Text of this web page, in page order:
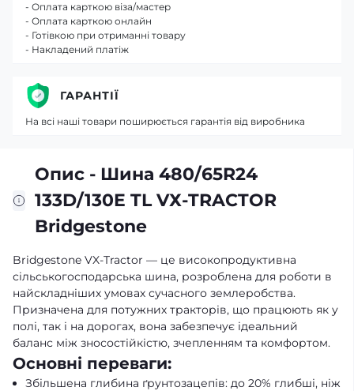
Опис - Шина 480/65R24
133D/130E TL VХ-TRACTOR
Bridgestone
Bridgestone VX-Tractor — це високопродуктивна
сільськогосподарська шина, розроблена для роботи в
найскладніших умовах сучасного землеробства.
Призначена для потужних тракторів, що працюють як у
полі, так і на дорогах, вона забезпечує ідеальний
баланс між зносостійкістю, зчепленням та комфортом.
Основні переваги:
Збільшена глибина ґрунтозацепів: до 20% глибші, ніж
- Оплата карткою віза/мастер
- Оплата карткою онлайн
- Готівкою при отриманні товару
- Накладений платіж
ГАРАНТІЇ
На всі наші товари поширюється гарантія від виробника